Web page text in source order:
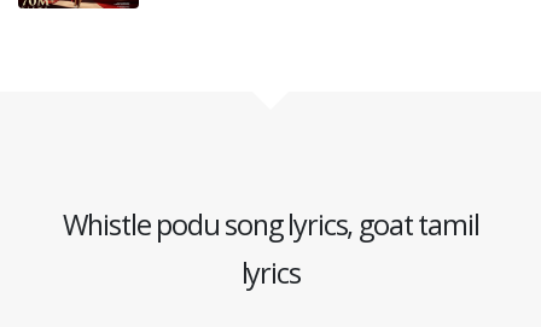
Whistle podu song lyrics, goat tamil
lyrics